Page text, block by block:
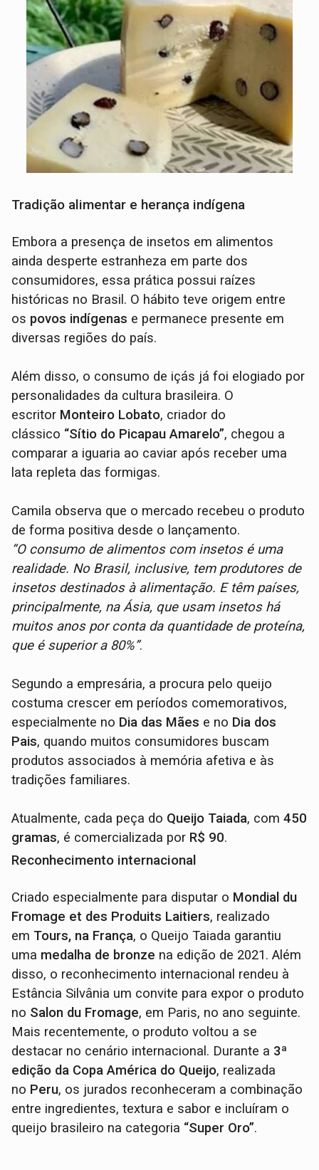
Tradição alimentar e herança indígena
Embora a presença de insetos em alimentos
ainda desperte estranheza em parte dos
consumidores, essa prática possui raízes
históricas no Brasil. O hábito teve origem entre
os povos indígenas e permanece presente em
diversas regiões do país.
Além disso, o consumo de içás já foi elogiado por
personalidades da cultura brasileira. O
escritor Monteiro Lobato, criador do
clássico “Sítio do Picapau Amarelo”, chegou a
comparar a iguaria ao caviar após receber uma
lata repleta das formigas.
Camila observa que o mercado recebeu o produto
de forma positiva desde o lançamento.
“O consumo de alimentos com insetos é uma
realidade. No Brasil, inclusive, tem produtores de
insetos destinados à alimentação. E têm países,
principalmente, na Ásia, que usam insetos há
muitos anos por conta da quantidade de proteína,
que é superior a 80%”.
Segundo a empresária, a procura pelo queijo
costuma crescer em períodos comemorativos,
especialmente no Dia das Mães e no Dia dos
Pais, quando muitos consumidores buscam
produtos associados à memória afetiva e às
tradições familiares.
Atualmente, cada peça do Queijo Taiada, com450
gramas, é comercializada por R$ 90.
Reconhecimento internacional
Criado especialmente para disputar o Mondial du
Fromage et des Produits Laitiers, realizado
em Tours, na França, o Queijo Taiada garantiu
uma medalha de bronze na edição de 2021. Além
disso, o reconhecimento internacional rendeu à
Estância Silvânia um convite para expor o produto
no Salon du Fromage, em Paris, no ano seguinte.
Mais recentemente, o produto voltou a se
destacar no cenário internacional. Durante a 3ª
edição da Copa América do Queijo, realizada
no Peru, os jurados reconheceram a combinação
entre ingredientes, textura e sabor e incluíram o
queijo brasileiro na categoria “Super Oro”.